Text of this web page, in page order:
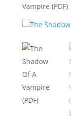
Vampire (PDF)